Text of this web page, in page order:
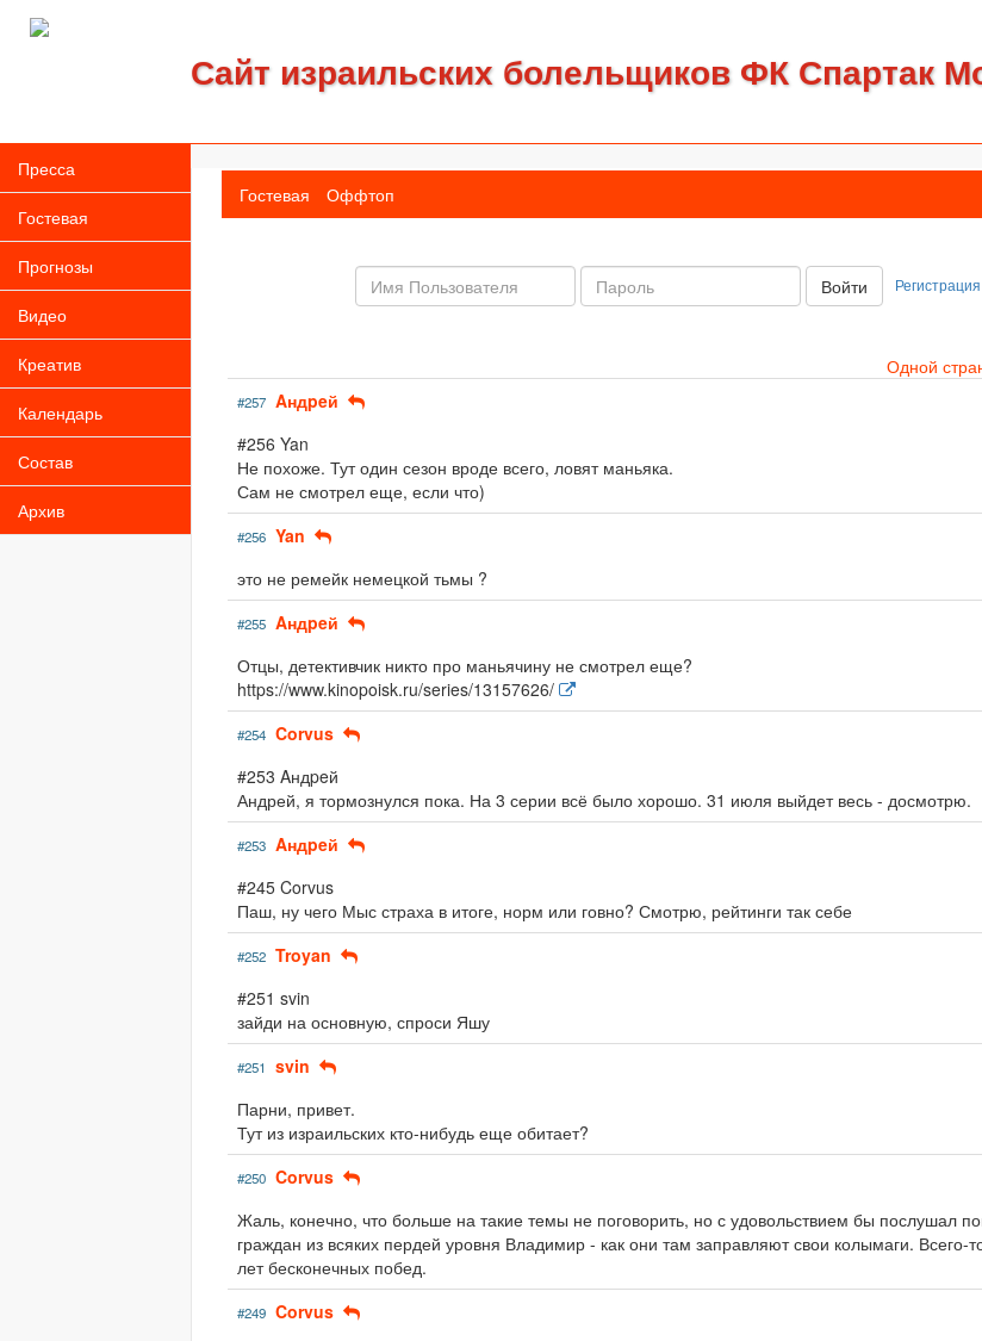
Сайт израильских болельщиков ФК Спартак
Пресса
Гостевая
Прогнозы
Видео
Креатив
Календарь
Состав
Архив
Гостевая Оффтоп
Имя
пользователя
Пароль: Войти Регистрация
Одной
#257 Aндpeй
#256 Yan
Не похоже. Тут один сезон вроде всего, ловят маньяка.
Сам не смотрел еще, если что)
#256 Yan
это не ремейк немецкой тьмы ?
#255 Aндpeй
Отцы, детективчик никто про маньячину не смотрел еще?
https://www.kinopoisk.ru/series/13157626/
#254 Corvus
#253 Aндpeй
Андрей, я тормознулся пока. На 3 серии всё было хорошо. 31 июля выйдет весь - досмотрю.
#253 Aндpeй
#245 Corvus
Паш, ну чего Мыс страха в итоге, норм или говно? Смотрю, рейтинги так себе
#252 Troyan
#251 svin
зайди на основную, спроси Яшу
#251 svin
Парни, привет.
Тут из израильских кто-нибудь еще обитает?
#250 Corvus
Жаль, конечно, что больше на такие темы не поговорить, но с удовольствием бы послушал
граждан из всяких пердей уровня Владимир - как они там заправляют свои колымаги. Всего-
лет бесконечных побед.
#249 Corvus